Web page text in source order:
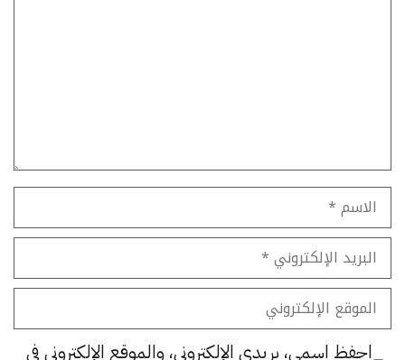
الاسم
البريد
الإلكتروني
الموقع
الإلكتروني
احفظ اسمي، بريدي الإلكتروني، والموقع الإلكتروني في